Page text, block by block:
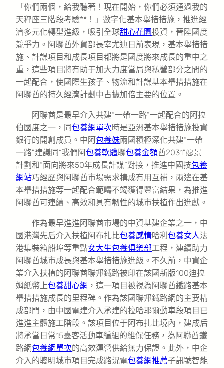
「你們兩個，給我聽著！現在開始，你們必須通過我的
天秤座三階段考驗**！」數字化基本舉措措施，推進經
濟多元化轉型進級，吸引全球甜心花園投資，晉陞國度
競爭力。阿聯酋外貿部長宰尤迪日前表現，基本舉措措
施、計謀項目和成長項目都將是國度將來成長的重中之
重，這些項目將有助于加大力度當局與私營部分之間的
一起配合，使國際生孩子、物流和計謀基本舉措措施在
阿聯酋的持久經濟計劃中占據加倍主要的位置。
阿聯酋是最早介入共建“一帶一路”一起配合的阿拉
伯國度之一，同包養網單次時是亞洲基本舉措措施投資
銀行的開創成員。中阿包養妹兩國積極深化共建“一帶
一路”建議同“我們阿包養軟體聯包養金額酋2031”愿景
計劃和“面向將來50年成長計謀”對接，推進中國技包養
網站巧經歷與阿聯酋市場需求構成有用互補，兩邊在基
本舉措措施等一起配合範疇不竭獲得豐富結果，為推進
阿聯酋可連續、高效和具有韌性的城市扶植作出進獻。
作為最早進進阿聯酋市場的中資基建企業之一，中
國港灣先后介入扶植阿布扎比包養感情哈利 包養女人法
港集裝箱船埠等重點女大生包養俱樂部工程，連續助力
阿聯酋城市成長與基本舉措措施進級。不久前，中資企
業介入扶植的阿聯酋聯邦鐵路被印在該國新版100迪拉
姆紙幣上包養甜心網 ，這一項目被視為阿聯酋鐵路基本
舉措措施成長的里程碑。作為該國聯邦鐵路網的主要構
成部門，由中國電建介入承建的拉哈耶爾動車段項目已
進進主體施工階段。該項目位于阿布扎比境內，建成后
將承當日常15臺客活動車編組的維保任務，為阿聯酋鐵
路網包養網單次的高效運營供給無力保證。此外，中企
介入的聰明城市項目完成路況電包養網推薦子訊號智能